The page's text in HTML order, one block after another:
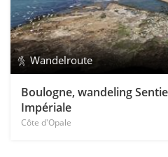
Wandelroute
Boulogne, wandeling
Impériale
Côte d'Opale